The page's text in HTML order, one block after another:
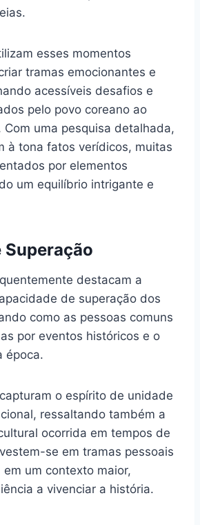
esses momentos
tramas emocionantes e
acessíveis desafios e
pelo povo coreano ao
Com uma pesquisa detalhada,
à tona fatos verídicos, muitas
por elementos
um equilíbrio intrigante e
destacam a
de superação dos
como as pessoas comuns
por eventos históricos e o
época.
o espírito de unidade
ressaltando também a
ocorrida em tempos de
se em tramas pessoais
um contexto maior,
a vivenciar a história.